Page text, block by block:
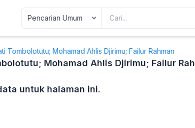
Tombolotutu; Mohamad Ahlis Djirimu; Failur Rahman
Mohamad Ahlis Djirimu; Failur
untuk halaman ini.